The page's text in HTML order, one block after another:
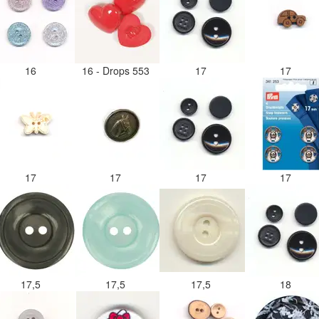
16 16 - Drops 553 17 17
17 17 17 17
17,5 17,5 17,5 18